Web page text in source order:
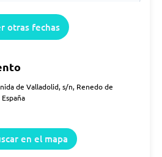
otras fechas
de Valladolid, s/n, Renedo de
en el mapa